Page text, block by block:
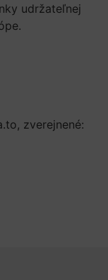
udržateľnej
zverejnené: